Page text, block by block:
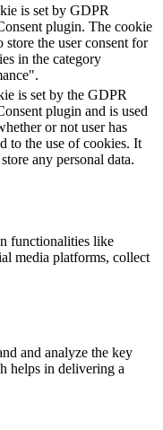
is set by GDPR
plugin. The cookie
store the user consent for
in the category
is set by the GDPR
plugin and is used
or not user has
to the use of cookies. It
any personal data.
functionalities like
media platforms, collect
and analyze the key
helps in delivering a